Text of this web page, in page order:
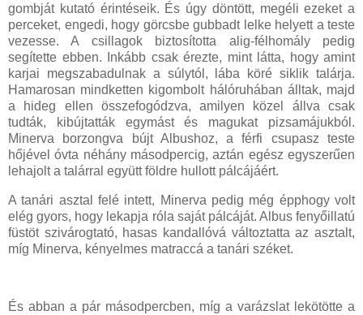
gombját kutató érintéseik. És úgy döntött, megéli ezeket a
perceket, engedi, hogy görcsbe gubbadt lelke helyett a teste
vezesse. A csillagok biztosította alig-félhomály pedig
segítette ebben. Inkább csak érezte, mint látta, hogy amint
karjai megszabadulnak a súlytól, lába köré siklik talárja.
Hamarosan mindketten kigombolt hálóruhában álltak, majd
a hideg ellen összefogódzva, amilyen közel állva csak
tudták, kibújtatták egymást és magukat pizsamájukból.
Minerva borzongva bújt Albushoz, a férfi csupasz teste
hőjével óvta néhány másodpercig, aztán egész egyszerűen
lehajolt a talárral együtt földre hullott pálcájáért.
A tanári asztal felé intett, Minerva pedig még épphogy volt
elég gyors, hogy lekapja róla saját pálcáját. Albus fenyőillatú
füstöt szivárogtató, hasas kandallóvá változtatta az asztalt,
míg Minerva, kényelmes matraccá a tanári széket.
És abban a pár másodpercben, míg a varázslat lekötötte a